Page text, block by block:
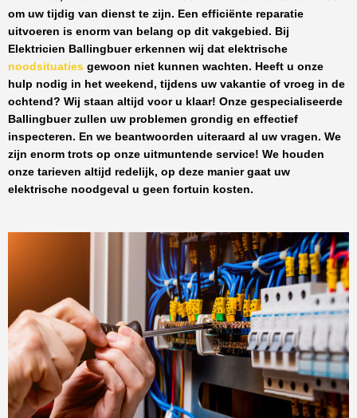
om uw tijdig van dienst te zijn. Een efficiënte reparatie
uitvoeren is enorm van belang op dit vakgebied. Bij
Elektricien Ballingbuererkennen wij dat elektrische
noodsituaties gewoon niet kunnen wachten. Heeft u onze
hulp nodig in het weekend, tijdens uw vakantie of vroeg in de
ochtend? Wij staan altijd voor u klaar! Onze gespecialiseerde
Ballingbuerzullen uw problemen grondig en effectief
inspecteren. En we beantwoorden uiteraard al uw vragen. We
zijn enorm trots op onze uitmuntende service! We houden
onze tarieven altijd redelijk, op deze manier gaat uw
elektrische noodgeval u geen fortuin kosten.